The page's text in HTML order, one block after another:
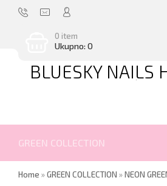
0 item
Ukupno: 0
BLUESKY NAILS
.
GREEN COLLECTION
Home »GREEN COLLECTION »NEON